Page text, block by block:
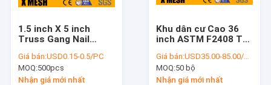
1.5 inch X 5 inch
Truss Gang Nail
ASTM A653 cho các
tấm tường
Giá bán:USD0.15-0.5/PC
MOQ:500pcs
Nhận giá mới nhất
Khu dân cư Cao 36
inch ASTM F2408 Trụ
chuẩn Hàng rào
nhôm
Giá bán:USD35.00-85.00/Set
MOQ:50 bộ
Nhận giá mới nhất